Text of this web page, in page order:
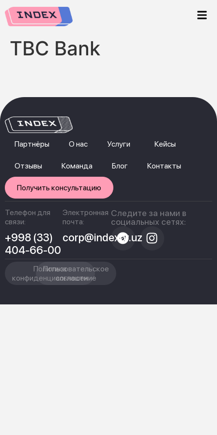
TBC Bank
Партнёры О нас Услуги Кейсы
Отзывы Команда Блог Контакты
Получить консультацию
Телефон для
связи:
+998 (33)
404-66-00
Электронная
почта:
corp@indexpr.uz
Следите за нами в
социальных сетях:
Политика
конфиденциальности
Пользовательское
соглашение